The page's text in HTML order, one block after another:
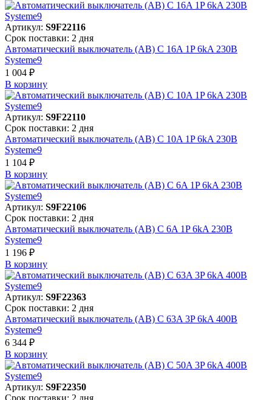
Артикул: S9F22116
Срок поставки: 2 дня
Автоматический выключатель (АВ) C 16A 1P 6kA 230В
Systeme9
1 004 ₽
В корзинy
Артикул: S9F22110
Срок поставки: 2 дня
Автоматический выключатель (АВ) C 10A 1P 6kA 230В
Systeme9
1 104 ₽
В корзинy
Артикул: S9F22106
Срок поставки: 2 дня
Автоматический выключатель (АВ) C 6A 1P 6kA 230В
Systeme9
1 196 ₽
В корзинy
Артикул: S9F22363
Срок поставки: 2 дня
Автоматический выключатель (АВ) C 63A 3P 6kA 400В
Systeme9
6 344 ₽
В корзинy
Артикул: S9F22350
Срок поставки: 2 дня